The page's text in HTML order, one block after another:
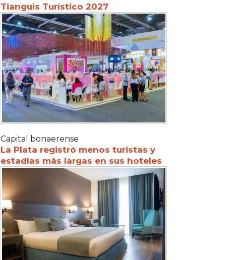
Tianguis Turístico 2027
Capital bonaerense
La Plata registró menos turistas y
estadías más largas en sus hoteles